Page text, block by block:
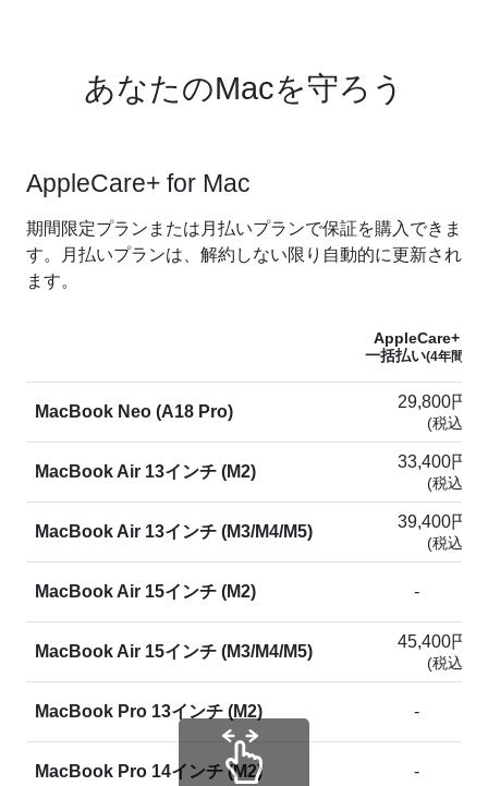
あなたのMacを守ろう
AppleCare+ for Mac
期間限定プランまたは月払いプランで保証を購入できま
す。月払いプランは、解約しない限り自動的に更新され
ます。
AppleCare+
一括払い(4年間)
MacBook Neo (A18 Pro)
29,800円
(税込)
MacBook Air 13インチ (M2)
33,400円
(税込)
MacBook Air 13インチ (M3/M4/M5)
39,400円
(税込)
MacBook Air 15インチ (M2) -
MacBook Air 15インチ (M3/M4/M5)
45,400円
(税込)
MacBook Pro 13インチ (M2) -
MacBook Pro 14インチ (M2) -